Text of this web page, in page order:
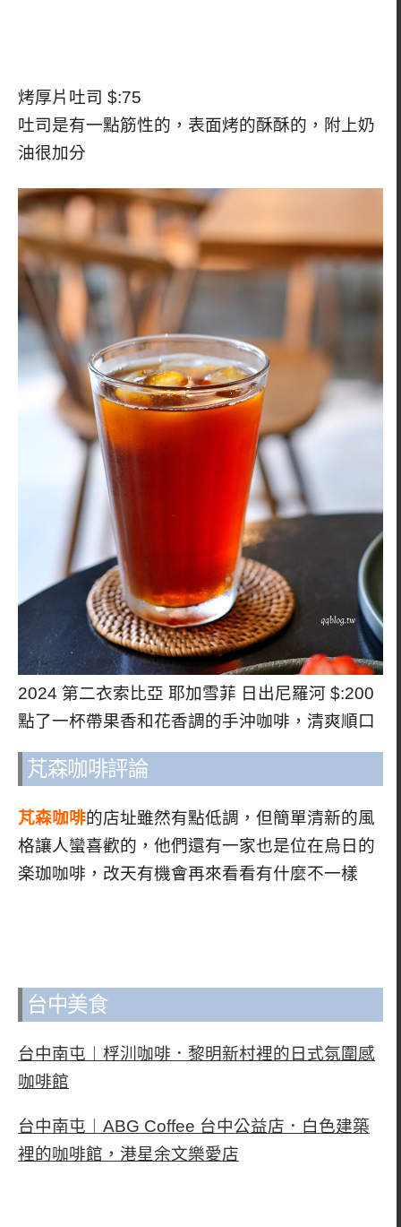
烤厚片吐司 $:75
吐司是有一點筋性的，表面烤的酥酥的，附上奶
油很加分
2024 第二衣索比亞 耶加雪菲 日出尼羅河 $:200
點了一杯帶果香和花香調的手沖咖啡，清爽順口
芃森咖啡評論
芃森咖啡的店址雖然有點低調，但簡單清新的風
格讓人蠻喜歡的，他們還有一家也是位在烏日的
楽珈咖啡，改天有機會再來看看有什麼不一樣
台中美食
台中南屯︱桴汌咖啡．黎明新村裡的日式氛圍感
咖啡館
台中南屯︱ABG Coffee 台中公益店．白色建築
裡的咖啡館，港星余文樂愛店